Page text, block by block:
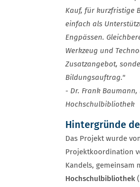
Kauf, für kurzfristige
einfach als
Engpässen.
Werkzeug und
Zusatzangebot,
Bildungsauftrag."
- Dr. Frank
Hochschulbibliothek
Hintergründe
Das Projekt wurde
Projektkoordination
Kandels, gemeinsam
Hochschulbibliothek